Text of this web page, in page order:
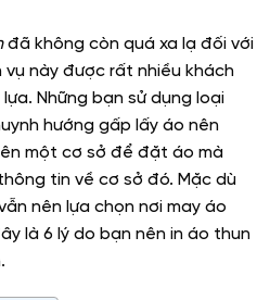
đã không còn quá xa lạ đối với
vụ này được rất nhiều khách
Những bạn sử dụng loại
hướng gấp lấy áo nên
một cơ sở để đặt áo mà
tin về cơ sở đó. Mặc dù
nên lựa chọn nơi may áo
là 6 lý do bạn nên in áo thun